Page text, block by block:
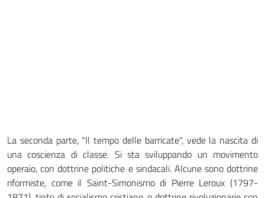
La seconda parte, "Il tempo delle barricate", vede la nascita di
una coscienza di classe. Si sta sviluppando un movimento
operaio, con dottrine politiche e sindacali. Alcune sono dottrine
riformiste, come il Saint-Simonismo di Pierre Leroux (1797-